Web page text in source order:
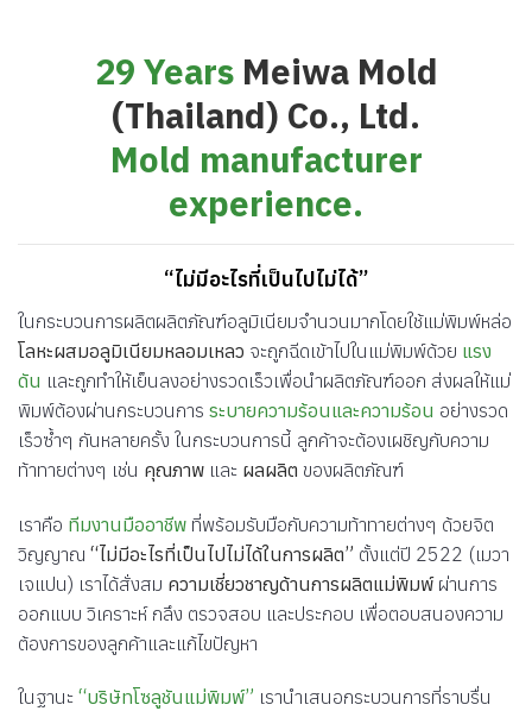
29 Years Meiwa Mold
(Thailand) Co., Ltd.
Mold manufacturer
experience.
“ไม่มีอะไรที่เป็นไปไม่ได้”
ในกระบวนการผลิตผลิตภัณฑ์อลูมิเนียมจำนวนมากโดยใช้แม่พิมพ์หล่อ
โลหะผสมอลูมิเนียมหลอมเหลว จะถูกฉีดเข้าไปในแม่พิมพ์ด้วย แรง
ดัน และถูกทำให้เย็นลงอย่างรวดเร็วเพื่อนำผลิตภัณฑ์ออก ส่งผลให้แม่
พิมพ์ต้องผ่านกระบวนการ ระบายความร้อนและความร้อน อย่างรวด
เร็วซ้ำๆ กันหลายครั้ง ในกระบวนการนี้ ลูกค้าจะต้องเผชิญกับความ
ท้าทายต่างๆ เช่น คุณภาพ และ ผลผลิต ของผลิตภัณฑ์
เราคือ ทีมงานมืออาชีพ ที่พร้อมรับมือกับความท้าทายต่างๆ ด้วยจิต
วิญญาณ “ไม่มีอะไรที่เป็นไปไม่ได้ในการผลิต” ตั้งแต่ปี 2522 (เมวา
เจแปน) เราได้สั่งสม ความเชี่ยวชาญด้านการผลิตแม่พิมพ์ผ่านการ
ออกแบบ วิเคราะห์ กลึง ตรวจสอบ และประกอบ เพื่อตอบสนองความ
ต้องการของลูกค้าและแก้ไขปัญหา
ในฐานะ “บริษัทโซลูชันแม่พิมพ์” เรานำเสนอกระบวนการที่ราบรื่น